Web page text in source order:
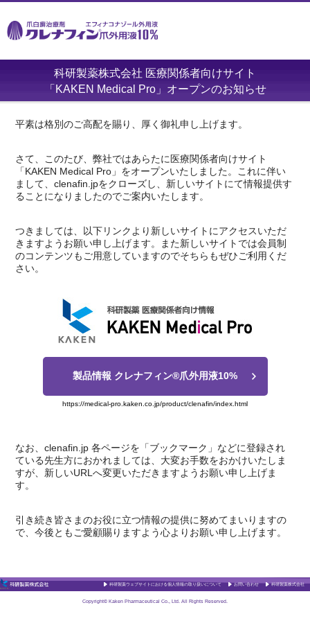
科研製薬株式会社 医療関係者向けサイト
「KAKEN Medical Pro」オープンのお知らせ
平素は格別のご高配を賜り、厚く御礼申し上げます。
さて、このたび、弊社ではあらたに医療関係者向けサイト
「KAKEN Medical Pro」をオープンいたしました。これに伴い
まして、clenafin.jpをクローズし、新しいサイトにて情報提供す
ることになりましたのでご案内いたします。
つきましては、以下リンクより新しいサイトにアクセスいただ
きますようお願い申し上げます。また新しいサイトでは会員制
のコンテンツもご用意していますのでそちらもぜひご利用くだ
さい。
製品情報 クレナフィン®爪外用液10%
https://medical-pro.kaken.co.jp/product/clenafin/index.html
なお、clenafin.jp 各ページを「ブックマーク」などに登録され
ている先生方におかれましては、大変お手数をおかけいたしま
すが、新しいURLへ変更いただきますようお願い申し上げま
す。
引き続き皆さまのお役に立つ情報の提供に努めてまいりますの
で、今後ともご愛顧賜りますよう心よりお願い申し上げます。
科研製薬ウェブサイトにおける個人情報の取り扱いについて お問い合わせ 科研製薬株式会社
Copyright© Kaken Pharmaceutical Co., Ltd. All Rights Reserved.